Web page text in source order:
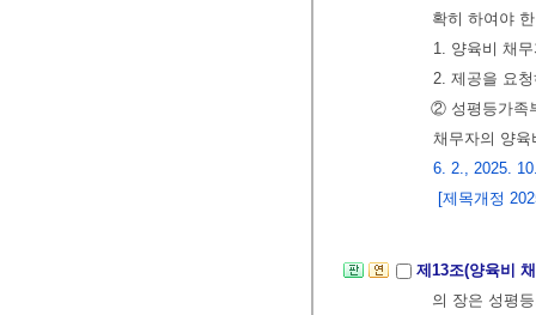
확히 하여야
1. 양육비 채
2. 제공을 요
② 성평등가족
채무자의 양
6. 2., 2025.
[제목개정
제13조(양육비
의 장은 성평